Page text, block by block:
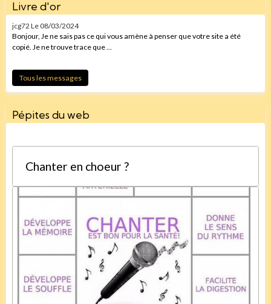
Livre d'or
jcg72 Le 08/03/2024
Bonjour, Je ne sais pas ce qui vous amène à penser que votre site a été
copié. Je ne trouve trace que ...
Tous les messages
Pépites du web
Chanter en choeur ?